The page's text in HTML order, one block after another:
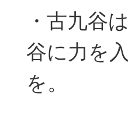
・古九谷
谷に力を
を。